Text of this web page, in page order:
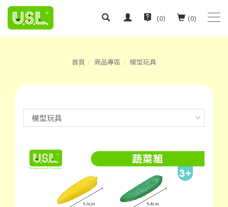
(0)
(0)
首頁 商品專區 模型玩具